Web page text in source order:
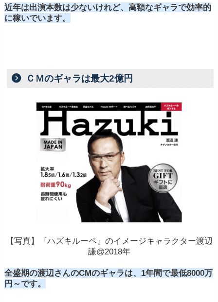
近年は出演本数は少ないけれど、高額なギャラで効率的
に稼いでいます。
ＣＭのギャラは最大2億円
【写真】『ハズキルーペ』のイメージキャラクター渡辺
謙@2018年
全盛期の渡辺さんのCMのギャラは、1年間で最低8000万
円～です。